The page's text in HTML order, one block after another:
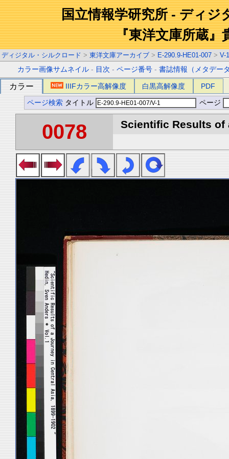
国立情報学研究所 - ディジ
『東洋文庫所蔵』
ディジタル・シルクロード > 東洋文庫アーカイブ > E-290.9-HE01-007 > V-1
カラー画像サムネイル - 目次 -ページ番号 -書誌情報（メタデー
カラー IIIFカラー高解像度 白黒高解像度 PDF
ページ検索 タイトル ページ
0078 Scientific Results of